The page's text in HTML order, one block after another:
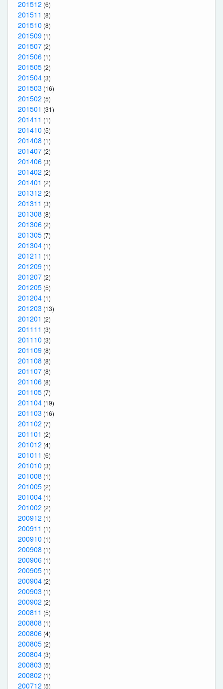
201512 (6)
201511 (8)
201510 (8)
201509 (1)
201507 (2)
201506 (1)
201505 (2)
201504 (3)
201503 (16)
201502 (5)
201501 (31)
201411 (1)
201410 (5)
201408 (1)
201407 (2)
201406 (3)
201402 (2)
201401 (2)
201312 (2)
201311 (3)
201308 (8)
201306 (2)
201305 (7)
201304 (1)
201211 (1)
201209 (1)
201207 (2)
201205 (5)
201204 (1)
201203 (13)
201201 (2)
201111 (3)
201110 (3)
201109 (8)
201108 (8)
201107 (8)
201106 (8)
201105 (7)
201104 (19)
201103 (16)
201102 (7)
201101 (2)
201012 (4)
201011 (6)
201010 (3)
201008 (1)
201005 (2)
201004 (1)
201002 (2)
200912 (1)
200911 (1)
200910 (1)
200908 (1)
200906 (1)
200905 (1)
200904 (2)
200903 (1)
200902 (2)
200811 (5)
200808 (1)
200806 (4)
200805 (2)
200804 (3)
200803 (5)
200802 (1)
200712 (5)